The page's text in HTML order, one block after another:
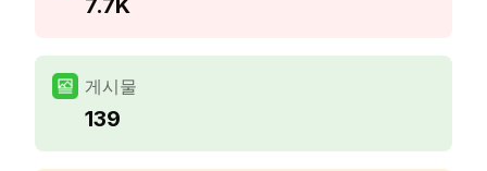
7.7K
게시물
139